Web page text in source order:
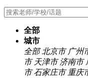
全部
城市
全部 北京市 广州
市 天津市 济南市
市 石家庄市 重庆